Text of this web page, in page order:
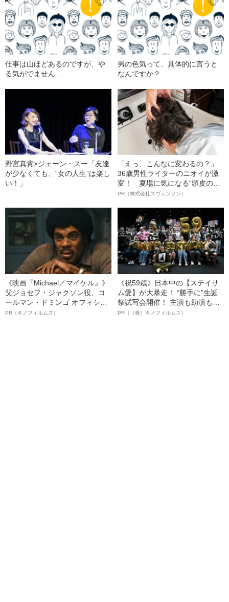
仕事は山ほどあるのですが、や
る気がでません......
男の色気って、具体的に言うと
なんですか？
野宮真貴×ジェーン・スー「友達
が少なくても、“女の人生”は楽し
い！」
「えっ、こんなに変わるの？」
36歳男性ライターのニオイが激
変！ 夏場に気になる“頭皮のニ
オイ”や“ベタつき”を解消す
ト”が生み出した徹底ケアとは
PR（株式会社スヴェンソン）
《映画『Michael／マイケル』》
父ジョセフ・ジャクソン役、コ
ールマン・ドミンゴ オフィシャ
ルインタビュー“観客を魅了した
PR（キノフィルムズ）
《祝59歳》日本中の【ステイサ
ム愛】が大暴走！ “勝手に”生誕
祭試写会開催！ 主演も助演も全
部ステイサム！「ステサミー
PR（（株）キノフィルムズ）